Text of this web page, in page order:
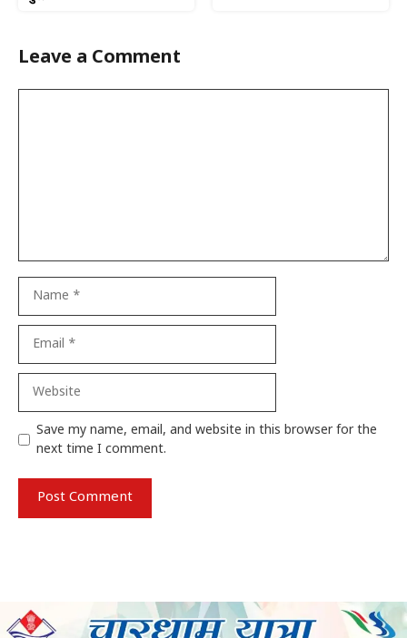
Leave a Comment
Website
Save my name, email, and website in this browser for the
next time I comment.